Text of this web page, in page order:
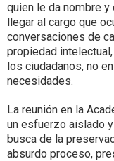
quien le da nombre y
llegar al cargo que
conversaciones de
propiedad
los ciudadanos, no
necesidades.
La reunión en la
un esfuerzo aislado
busca de la
absurdo proceso,